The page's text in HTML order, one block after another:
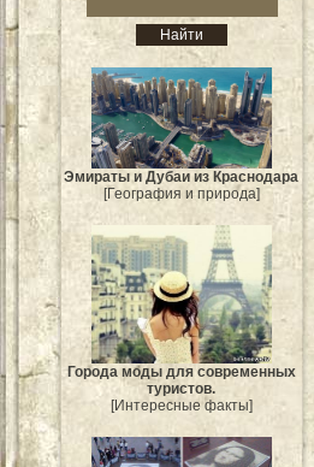
Эмираты и Дубаи из Краснодара
[География и природа]
Города моды для современных
туристов.
[Интересные факты]